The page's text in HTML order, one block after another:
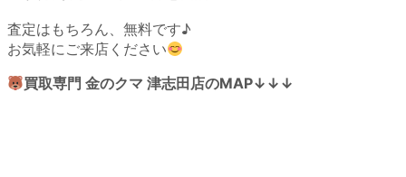
査定はもちろん、無料です♪
お気軽にご来店ください
買取専門 金のクマ 津志田店のMAP↓↓↓